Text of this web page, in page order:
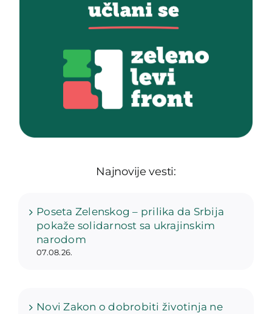
Najnovije vesti:
Poseta Zelenskog – prilika da Srbija
pokaže solidarnost sa ukrajinskim
narodom
07.08.26.
Novi Zakon o dobrobiti životinja ne